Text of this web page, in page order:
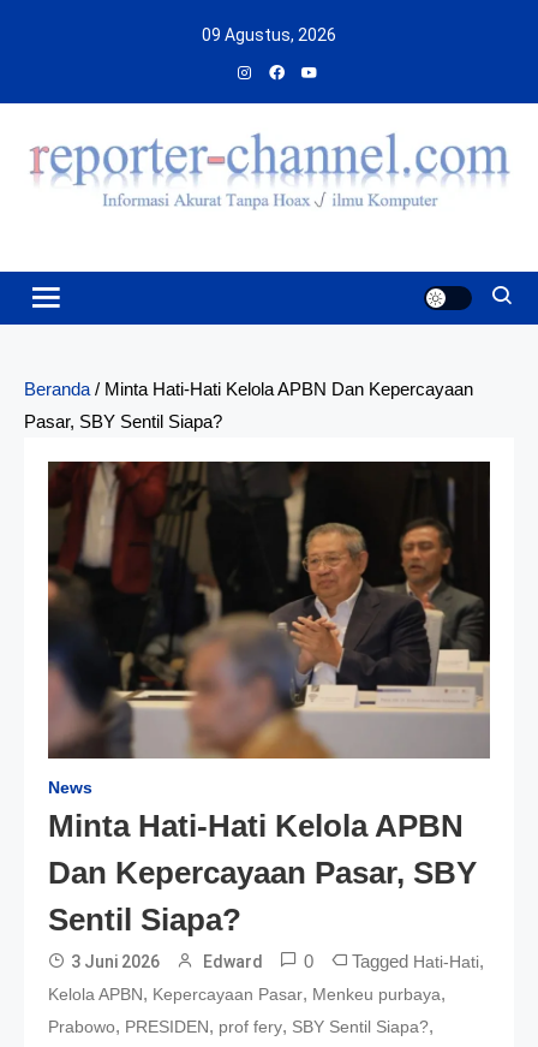
09 Agustus, 2026
Beranda / Minta Hati-Hati Kelola APBN Dan Kepercayaan
Pasar, SBY Sentil Siapa?
News
Minta Hati-Hati Kelola APBN
Dan Kepercayaan Pasar, SBY
Sentil Siapa?
3 Juni 2026 Edward 0 Tagged Hati-Hati,
Kelola APBN, Kepercayaan Pasar, Menkeu purbaya,
Prabowo, PRESIDEN, prof fery, SBY Sentil Siapa?,